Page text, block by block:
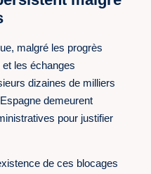
malgré les progrès
les échanges
dizaines de milliers
demeurent
pour justifier
de ces blocages